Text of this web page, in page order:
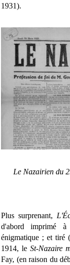
1931).
Le Nazairien du
Plus surprenant,
d'abord imprimé
énigmatique ; et tiré
1914, le St-Nazaire
Fay, (en raison du